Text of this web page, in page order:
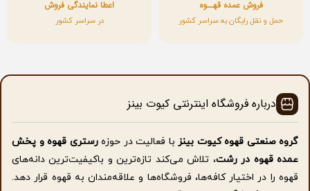
فروش عمده قهــوه
حمل و نقل رایگان به سراسر کشور
اعطا نمایندگی فروش
در سراسر کشور
درباره فروشگاه اینترنتی کیوت بینز
گروه صنعتی قهوه کیوت بینز با فعالیت در حوزهرستری قهوه و پخش
عمده قهوه در رشت، تلاش می‌کند تازه‌ترین و باکیفیت‌ترین دانه‌های
قهوه را در اختیار کافه‌ها، فروشگاه‌ها و علاقه‌مندان به قهوه قرار دهد.